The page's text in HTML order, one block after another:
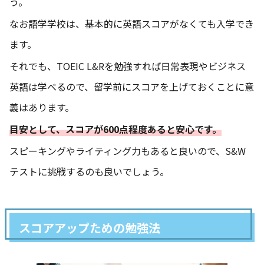
なお語学学校は、基本的に英語スコアがなくても入学でき
ます。
それでも、TOEIC L&Rを勉強すれば日常表現やビジネス
英語は学べるので、留学前にスコアを上げておくことに意
義はあります。
目安として、スコアが600点程度あると安心です。
スピーキングやライティング力もあると良いので、S&W
テストに挑戦するのも良いでしょう。
スコアアップための勉強法